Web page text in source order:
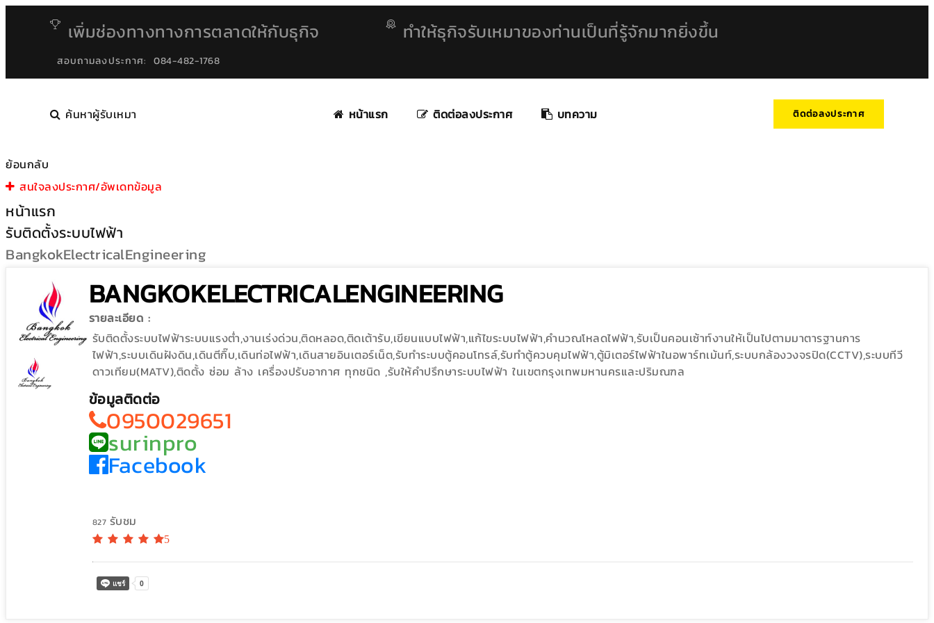
เพิ่มช่องทางทางการตลาดให้กับธุกิจ ทำให้ธุกิจรับเหมาของท่านเป็นที่รู้จักมากยิ่งขึ้น
สอบถามลงประกาศ: 084-482-1768
ค้นหาผู้รับเหมา ติดต่อลงประกาศ
หน้าแรก ติดต่อลงประกาศ บทความ
ย้อนกลับ
สนใจลงประกาศ/อัพเดทข้อมูล
หน้าแรก
รับติดตั้งระบบไฟฟ้า
BangkokElectricalEngineering
BANGKOKELECTRICALENGINEERING
รายละเอียด :
รับติดตั้งระบบไฟฟ้าระบบแรงต่ำ,งานเร่งด่วน,ติดหลอด,ติดเต้ารับ,เขียนแบบไฟฟ้า,แก้ไขระบบไฟฟ้า,คำนวณโหลดไฟฟ้า,รับเป็นคอนเซ้าท์งานให้เป็นไปตามมาตารฐานการ
ไฟฟ้า,ระบบเดินฝังดิน,เดินตีกิ๊บ,เดินท่อไฟฟ้า,เดินสายอินเตอร์เน็ต,รับทำระบบตู้คอนโทรล์,รับทำตู้ควบคุมไฟฟ้า,ตู้มิเตอร์ไฟฟ้าในอพาร์ทเม้นท์,ระบบกล้องวงจรปิด(CCTV),ระบบทีวี
ดาวเทียม(MATV),ติดตั้ง ซ่อม ล้าง เครื่องปรับอากาศ ทุกชนิด ,รับให้คำปรึกษาระบบไฟฟ้า ในเขตกรุงเทพมหานครและปริมณฑล
ข้อมูลติดต่อ
0950029651
surinpro
Facebook
827 รับชม
5